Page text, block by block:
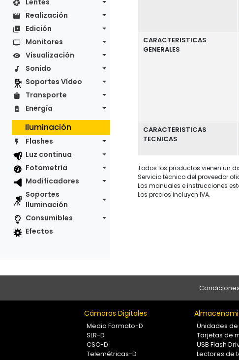
Lentes
Realización
Edición
Monitores
Visualización
Sonido
Soportes Vídeo
Transporte
Energía
Iluminación
Flashes
Luz continua
Fotometría
Modificadores
Soportes
Iluminación
Consumibles
Efectos
CARACTERISTICAS
GENERALES
CARACTERISTICAS
TECNICAS
Todos los productos vienen un
Servicio técnico del proveedor
Los manuales e instrucciones
Los precios incluyen IVA.
Cámaras Digitales
Medio Formato-D
SLR-D
CSC-D
Telemétricas-D
Unidades
Tarjetas de
USB Flash
Lectores de